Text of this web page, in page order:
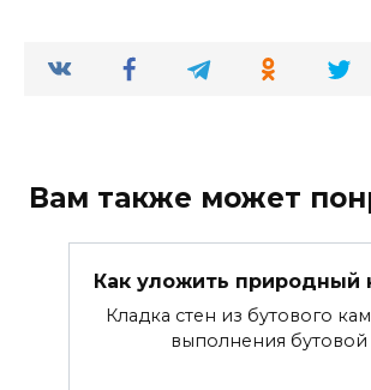
Вам также может
Как уложить природный
Кладка стен из бутового
выполнения бутовой